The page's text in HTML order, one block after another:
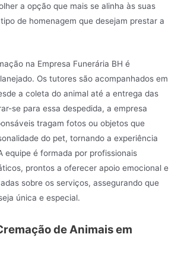
a opção que mais se alinha às suas
de homenagem que desejam prestar a
na Empresa Funerária BH é
Os tutores são acompanhados em
a coleta do animal até a entrega das
se para essa despedida, a empresa
tragam fotos ou objetos que
do pet, tornando a experiência
equipe é formada por profissionais
prontos a oferecer apoio emocional e
sobre os serviços, assegurando que
única e especial.
de Animais em